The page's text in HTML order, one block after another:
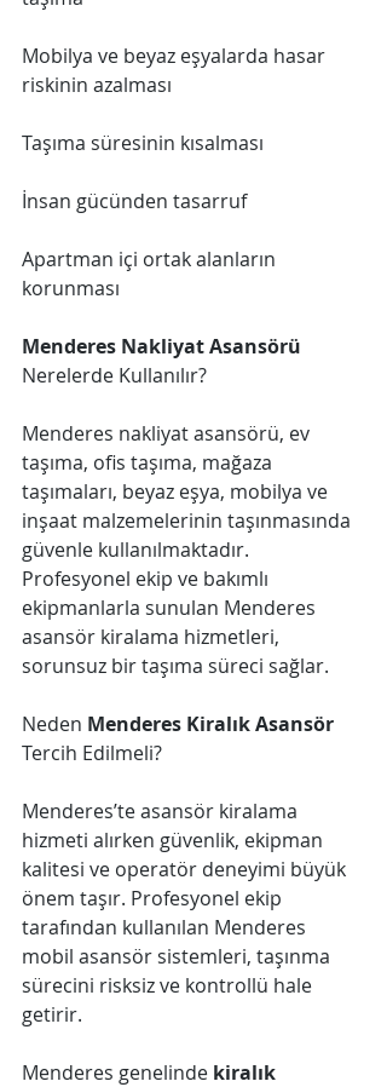
Mobilya ve beyaz eşyalarda hasar
riskinin azalması
Taşıma süresinin kısalması
İnsan gücünden tasarruf
Apartman içi ortak alanların
korunması
Menderes Nakliyat Asansörü
Nerelerde Kullanılır?
Menderes nakliyat asansörü, ev
taşıma, ofis taşıma, mağaza
taşımaları, beyaz eşya, mobilya ve
inşaat malzemelerinin taşınmasında
güvenle kullanılmaktadır.
Profesyonel ekip ve bakımlı
ekipmanlarla sunulan Menderes
asansör kiralama hizmetleri,
sorunsuz bir taşıma süreci sağlar.
Neden Menderes Kiralık Asansör
Tercih Edilmeli?
Menderes’te asansör kiralama
hizmeti alırken güvenlik, ekipman
kalitesi ve operatör deneyimi büyük
önem taşır. Profesyonel ekip
tarafından kullanılan Menderes
mobil asansör sistemleri, taşınma
sürecini risksiz ve kontrollü hale
getirir.
Menderes genelinde kiralık